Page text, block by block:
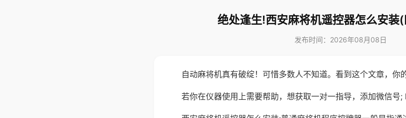
绝处逢生!西安麻将机遥控器怎么安装
发布时间：2026年08月08日
自动麻将机真有破绽！可惜多数人不知道。看到这个文章，你
若你在仪器使用上需要帮助，想获取一对一指导，添加微信号;